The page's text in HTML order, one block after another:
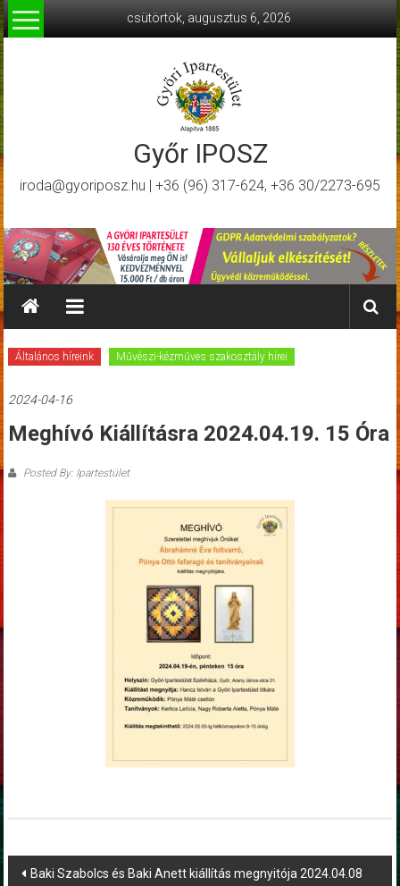
Skip
to
content
csütörtök, augusztus 6, 2026
Győr IPOSZ
iroda@gyoriposz.hu | +36 (96) 317-624, +36 30/2273-695
Általános híreink Művészi-kézműves szakosztály hírei
2024-04-16
Meghívó Kiállításra 2024.04.19. 15 Óra
Posted By: Ipartestület
Post
Baki Szabolcs és Baki Anett kiállítás megnyitója 2024.04.08